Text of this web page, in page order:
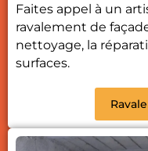
Faites appel à un
ravalement de
nettoyage, la
surfaces.